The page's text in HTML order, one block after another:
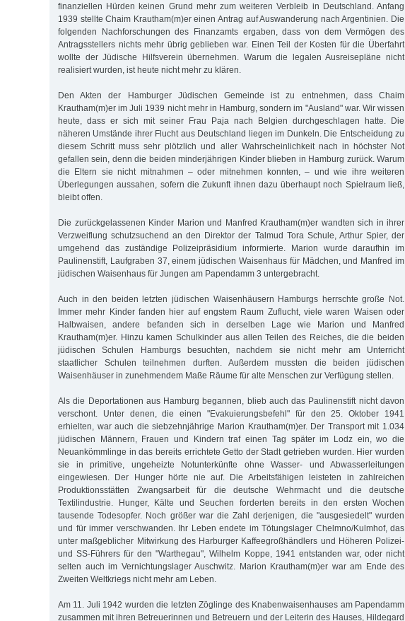
finanziellen Hürden keinen Grund mehr zum weiteren Verbleib in Deutschland. Anfang
1939 stellte Chaim Krautham(m)er einen Antrag auf Auswanderung nach Argentinien. Die
folgenden Nachforschungen des Finanzamts ergaben, dass von dem Vermögen des
Antragsstellers nichts mehr übrig geblieben war. Einen Teil der Kosten für die Überfahrt
wollte der Jüdische Hilfsverein übernehmen. Warum die legalen Ausreisepläne nicht
realisiert wurden, ist heute nicht mehr zu klären.
Den Akten der Hamburger Jüdischen Gemeinde ist zu entnehmen, dass Chaim
Krautham(m)er im Juli 1939 nicht mehr in Hamburg, sondern im "Ausland" war. Wir wissen
heute, dass er sich mit seiner Frau Paja nach Belgien durchgeschlagen hatte. Die
näheren Umstände ihrer Flucht aus Deutschland liegen im Dunkeln. Die Entscheidung zu
diesem Schritt muss sehr plötzlich und aller Wahrscheinlichkeit nach in höchster Not
gefallen sein, denn die beiden minderjährigen Kinder blieben in Hamburg zurück. Warum
die Eltern sie nicht mitnahmen – oder mitnehmen konnten, – und wie ihre weiteren
Überlegungen aussahen, sofern die Zukunft ihnen dazu überhaupt noch Spielraum ließ,
bleibt offen.
Die zurückgelassenen Kinder Marion und Manfred Krautham(m)er wandten sich in ihrer
Verzweiflung schutzsuchend an den Direktor der Talmud Tora Schule, Arthur Spier, der
umgehend das zuständige Polizeipräsidium informierte. Marion wurde daraufhin im
Paulinenstift, Laufgraben 37, einem jüdischen Waisenhaus für Mädchen, und Manfred im
jüdischen Waisenhaus für Jungen am Papendamm 3 untergebracht.
Auch in den beiden letzten jüdischen Waisenhäusern Hamburgs herrschte große Not.
Immer mehr Kinder fanden hier auf engstem Raum Zuflucht, viele waren Waisen oder
Halbwaisen, andere befanden sich in derselben Lage wie Marion und Manfred
Krautham(m)er. Hinzu kamen Schulkinder aus allen Teilen des Reiches, die die beiden
jüdischen Schulen Hamburgs besuchten, nachdem sie nicht mehr am Unterricht
staatlicher Schulen teilnehmen durften. Außerdem mussten die beiden jüdischen
Waisenhäuser in zunehmendem Maße Räume für alte Menschen zur Verfügung stellen.
Als die Deportationen aus Hamburg begannen, blieb auch das Paulinenstift nicht davon
verschont. Unter denen, die einen "Evakuierungsbefehl" für den 25. Oktober 1941
erhielten, war auch die siebzehnjährige Marion Krautham(m)er. Der Transport mit 1.034
jüdischen Männern, Frauen und Kindern traf einen Tag später im Lodz ein, wo die
Neuankömmlinge in das bereits errichtete Getto der Stadt getrieben wurden. Hier wurden
sie in primitive, ungeheizte Notunterkünfte ohne Wasser- und Abwasserleitungen
eingewiesen. Der Hunger hörte nie auf. Die Arbeitsfähigen leisteten in zahlreichen
Produktionsstätten Zwangsarbeit für die deutsche Wehrmacht und die deutsche
Textilindustrie. Hunger, Kälte und Seuchen forderten bereits in den ersten Wochen
tausende Todesopfer. Noch größer war die Zahl derjenigen, die "ausgesiedelt" wurden
und für immer verschwanden. Ihr Leben endete im Tötungslager Chelmno/Kulmhof, das
unter maßgeblicher Mitwirkung des Harburger Kaffeegroßhändlers und Höheren Polizei-
und SS-Führers für den "Warthegau", Wilhelm Koppe, 1941 entstanden war, oder nicht
selten auch im Vernichtungslager Auschwitz. Marion Krautham(m)er war am Ende des
Zweiten Weltkriegs nicht mehr am Leben.
Am 11. Juli 1942 wurden die letzten Zöglinge des Knabenwaisenhauses am Papendamm
zusammen mit ihren Betreuerinnen und Betreuern und der Leiterin des Hauses, Hildegard